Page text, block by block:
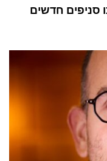
סניפים חדשים